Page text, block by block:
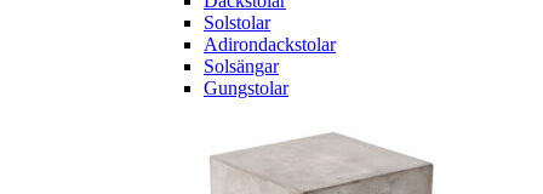
Solstolar
Adirondackstolar
Solsängar
Gungstolar